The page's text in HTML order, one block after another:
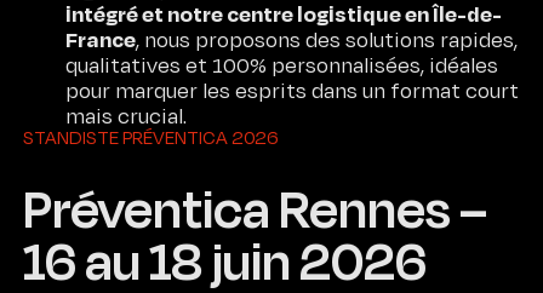
intégré et notre centre logistique en Île-de-
France, nous proposons des solutions rapides,
qualitatives et 100% personnalisées, idéales
pour marquer les esprits dans un format court
mais crucial.
Préventica Rennes –
16 au 18 juin 2026
STANDISTE PRÉVENTICA 2026